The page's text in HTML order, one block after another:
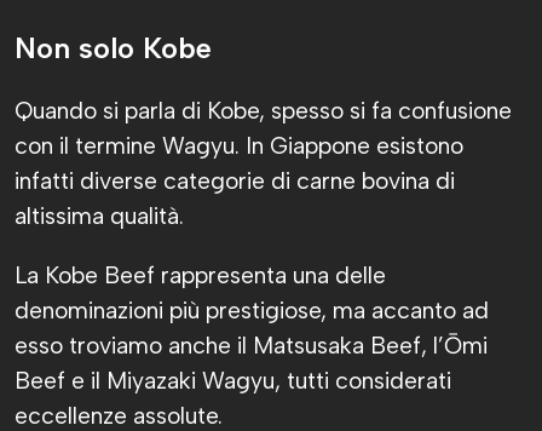
Non solo Kobe
Quando si parla di Kobe, spesso si fa confusione
con il termine Wagyu. In Giappone esistono
infatti diverse categorie di carne bovina di
altissima qualità.
La Kobe Beef rappresenta una delle
denominazioni più prestigiose, ma accanto ad
esso troviamo anche il Matsusaka Beef, l’Ōmi
Beef e il Miyazaki Wagyu, tutti considerati
eccellenze assolute.